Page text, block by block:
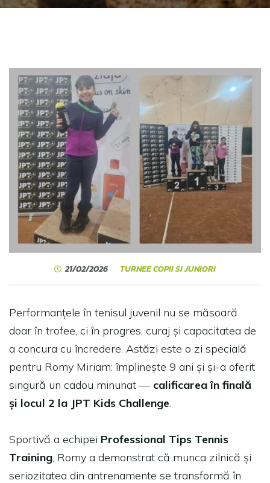
21/02/2026 TURNEE COPII SI JUNIORI
Performanțele în tenisul juvenil nu se măsoară
doar în trofee, ci în progres, curaj și capacitatea de
a concura cu încredere. Astăzi este o zi specială
pentru Romy Miriam: împlinește 9 ani și și-a oferit
singură un cadou minunat — calificarea în finală
și locul 2 la JPT Kids Challenge.
Sportivă a echipei Professional Tips Tennis
Training, Romy a demonstrat că munca zilnică și
seriozitatea din antrenamente se transformă în